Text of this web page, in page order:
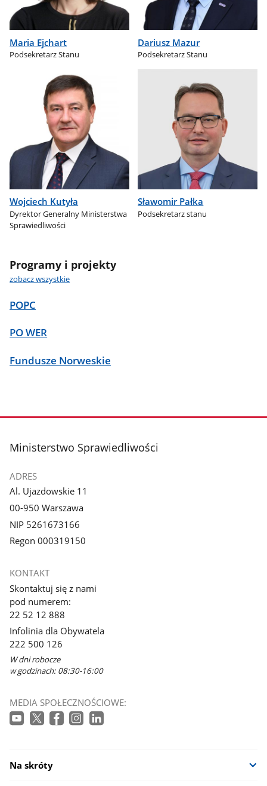
Maria Ejchart
Podsekretarz Stanu
Dariusz Mazur
Podsekretarz Stanu
Wojciech Kutyła
Dyrektor Generalny Ministerstwa
Sprawiedliwości
Sławomir Pałka
Podsekretarz stanu
Programy i projekty
zobacz wszystkie
POPC
PO WER
Fundusze Norweskie
stopka
Ministerstwo Sprawiedliwości
ADRES
Al. Ujazdowskie 11
00-950 Warszawa
NIP 5261673166
Regon 000319150
KONTAKT
Skontaktuj się z nami
pod numerem:
22 52 12 888
Infolinia dla Obywatela
222 500 126
W dni robocze
w godzinach: 08:30-16:00
MEDIA SPOŁECZNOŚCIOWE:
Na skróty